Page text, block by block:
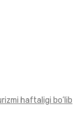
haftaligi bo‘lib